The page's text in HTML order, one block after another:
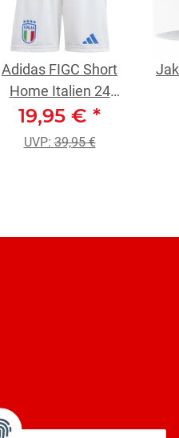
Adidas FIGC Short
Home Italien 24
Kinder
19,95 € *
UVP:39,95 €